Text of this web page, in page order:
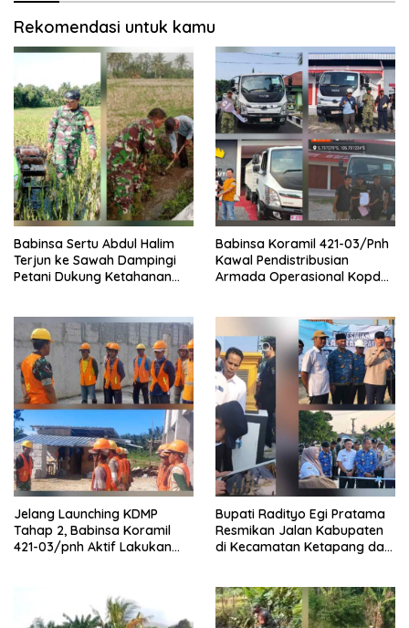
Rekomendasi untuk kamu
Babinsa Sertu Abdul Halim
Terjun ke Sawah Dampingi
Petani Dukung Ketahanan
Babinsa Koramil 421-03/Pnh
Kawal Pendistribusian
Armada Operasional Kopdes
Jelang Launching KDMP
Tahap 2, Babinsa Koramil
421-03/pnh Aktif Lakukan
Bupati Radityo Egi Pratama
Resmikan Jalan Kabupaten
di Kecamatan Ketapang dan